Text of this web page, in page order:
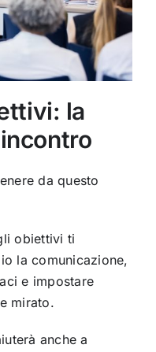
la
da questo
obiettivi ti
la comunicazione,
e impostare
mirato.
anche a